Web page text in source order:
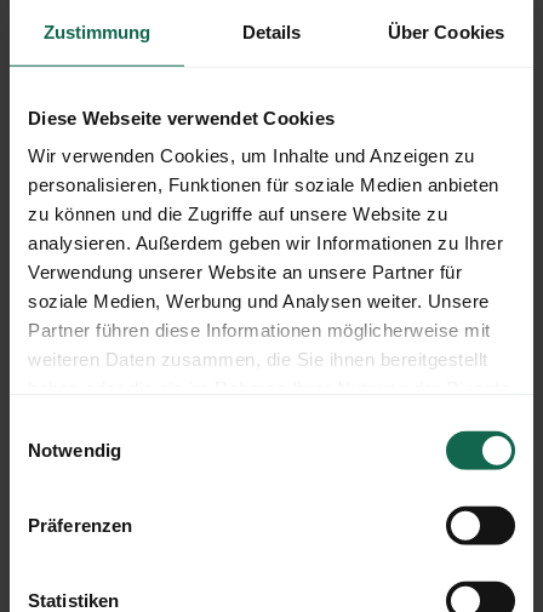
Zustimmung Details Über Cookies
Diese Webseite verwendet Cookies
Wir verwenden Cookies, um Inhalte und Anzeigen zu
personalisieren, Funktionen für soziale Medien anbieten
zu können und die Zugriffe auf unsere Website zu
analysieren. Außerdem geben wir Informationen zu Ihrer
Verwendung unserer Website an unsere Partner für
soziale Medien, Werbung und Analysen weiter. Unsere
Partner führen diese Informationen möglicherweise mit
weiteren Daten zusammen, die Sie ihnen bereitgestellt
Notwendig
Präferenzen
Statistiken
Presse
presse_2010.pdf